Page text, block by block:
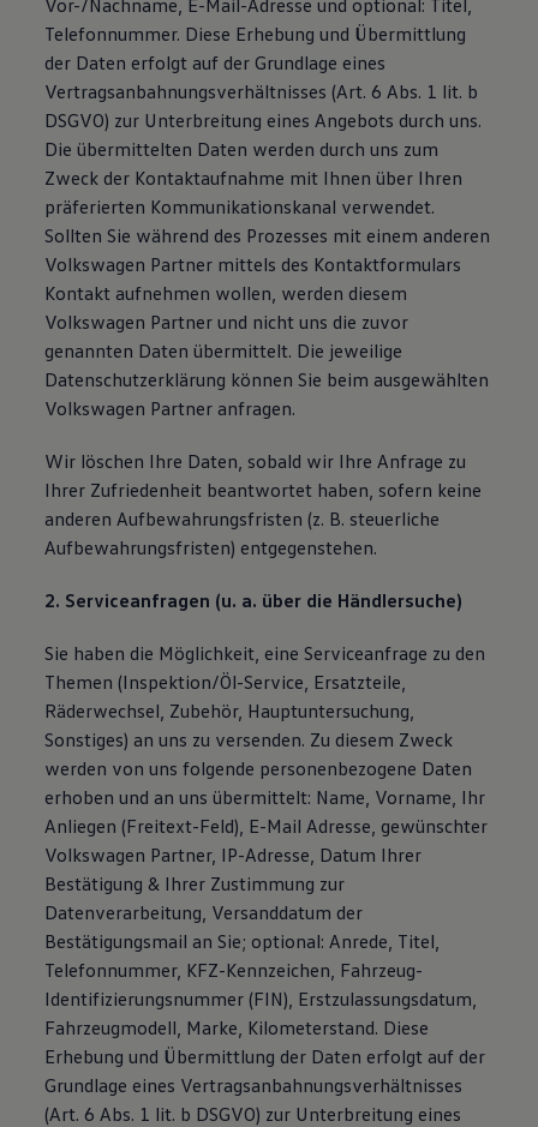
Lifestyle
Transport
Familie
Elektromobilität
Volkswagen R
Pannen- und Unfallhilfe
Volkswagen Kundenbetreuung
Vor-/Nachname, E-Mail-Adresse und optional: Titel,
Telefonnummer. Diese Erhebung und Übermittlung
der Daten erfolgt auf der Grundlage eines
Vertragsanbahnungsverhältnisses (Art. 6 Abs. 1 lit. b
DSGVO) zur Unterbreitung eines Angebots durch uns.
Die übermittelten Daten werden durch uns zum
Zweck der Kontaktaufnahme mit Ihnen über Ihren
präferierten Kommunikationskanal verwendet.
Sollten Sie während des Prozesses mit einem anderen
Volkswagen Partner mittels des Kontaktformulars
Kontakt aufnehmen wollen, werden diesem
Volkswagen Partner und nicht uns die zuvor
genannten Daten übermittelt. Die jeweilige
Datenschutzerklärung können Sie beim ausgewählten
Volkswagen Partner anfragen.
Wir löschen Ihre Daten, sobald wir Ihre Anfrage zu
Ihrer Zufriedenheit beantwortet haben, sofern keine
anderen Aufbewahrungsfristen (z. B. steuerliche
Aufbewahrungsfristen) entgegenstehen.
2. Serviceanfragen (u. a. über die Händlersuche)
Sie haben die Möglichkeit, eine Serviceanfrage zu den
Themen (Inspektion/Öl-Service, Ersatzteile,
Räderwechsel, Zubehör, Hauptuntersuchung,
Sonstiges) an uns zu versenden. Zu diesem Zweck
werden von uns folgende personenbezogene Daten
erhoben und an uns übermittelt: Name, Vorname, Ihr
Anliegen (Freitext-Feld), E-Mail Adresse, gewünschter
Volkswagen Partner, IP-Adresse, Datum Ihrer
Bestätigung & Ihrer Zustimmung zur
Datenverarbeitung, Versanddatum der
Bestätigungsmail an Sie; optional: Anrede, Titel,
Telefonnummer, KFZ-Kennzeichen, Fahrzeug-
Identifizierungsnummer (FIN), Erstzulassungsdatum,
Fahrzeugmodell, Marke, Kilometerstand. Diese
Erhebung und Übermittlung der Daten erfolgt auf der
Grundlage eines Vertragsanbahnungsverhältnisses
(Art. 6 Abs. 1 lit. b DSGVO) zur Unterbreitung eines